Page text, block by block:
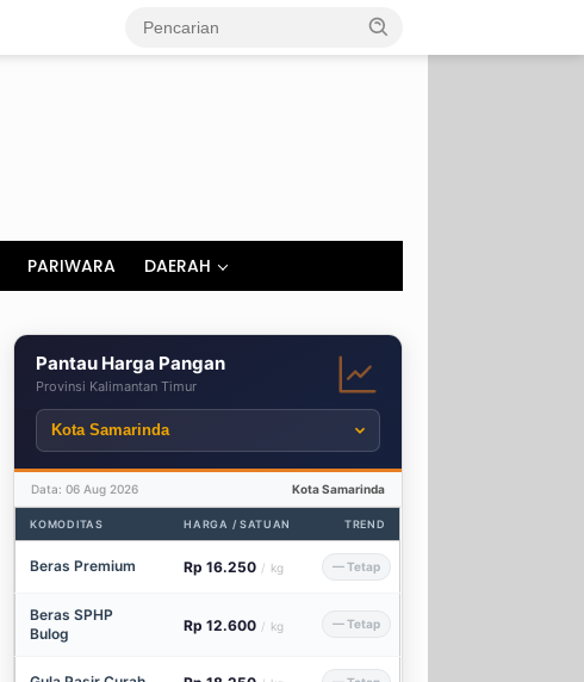
PARIWARA DAERAH
Pantau Harga Pangan
Provinsi Kalimantan Timur
Data: 06 Aug 2026 Kota Samarinda
KOMODITAS HARGA / SATUAN TREND
Beras Premium Rp 16.250 / kg — Tetap
Beras SPHP
Bulog
Rp 12.600 / kg — Tetap